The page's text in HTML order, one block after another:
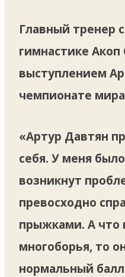
Главный тренер
гимнастике
выступлением
чемпионате
«Артур Давтян
себя. У меня
возникнут
превосходно
прыжками. А что
многоборья, то
нормальный